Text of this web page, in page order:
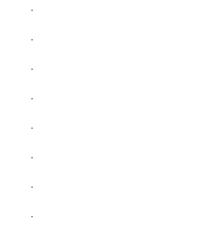
.
.
.
.
.
.
.
.